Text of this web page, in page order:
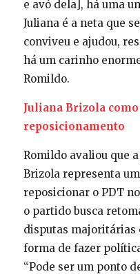
e avó dela], há uma
Juliana é a neta que
conviveu e ajudou,
há um carinho
Romildo.
Juliana Brizola
reposicionamento
Romildo avaliou que
Brizola representa
reposicionar o PDT
o partido busca
disputas majoritárias
forma de fazer
“Pode ser um ponto